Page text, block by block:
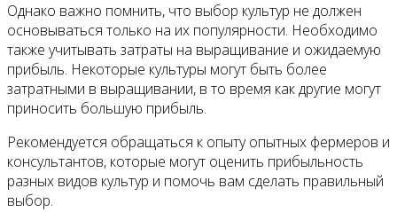
Однако важно помнить, что выбор культур не должен
основываться только на их популярности. Необходимо
также учитывать затраты на выращивание и ожидаемую
прибыль. Некоторые культуры могут быть более
затратными в выращивании, в то время как другие могут
приносить большую прибыль.
Рекомендуется обращаться к опыту опытных фермеров и
консультантов, которые могут оценить прибыльность
разных видов культур и помочь вам сделать правильный
выбор.